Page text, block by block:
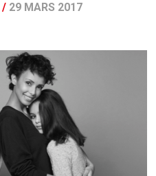
/ 29 MARS 2017